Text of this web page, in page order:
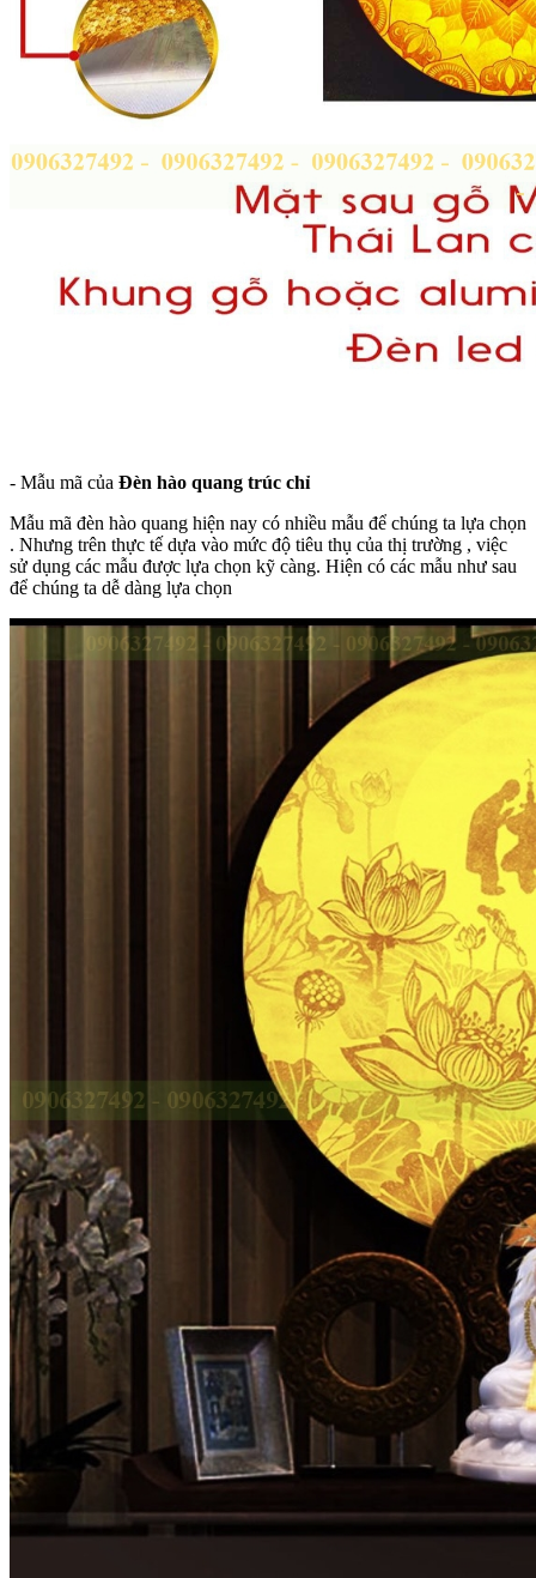
- Mẫu mã của Đèn hào quang trúc chỉ
Mẫu mã đèn hào quang hiện nay có nhiều mẫu để chúng ta lựa chọn
. Nhưng trên thực tế dựa vào mức độ tiêu thụ của thị trường , việc
sử dụng các mẫu được lựa chọn kỹ càng. Hiện có các mẫu như sau
để chúng ta dễ dàng lựa chọn